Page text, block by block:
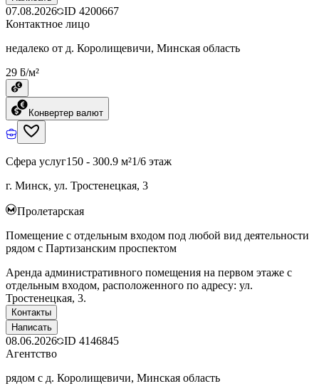
07.08.2026 ID 4200667
Контактное лицо
недалеко от д. Королищевичи, Минская область
29 ƃ/м²
Конвертер валют
Сфера услуг150 - 300.9 м²1/6 этаж
г. Минск, ул. Тростенецкая, 3
Пролетарская
Помещение с отдельным входом под любой вид деятельности
рядом с Партизанским проспектом
Аренда административного помещения на первом этаже с
отдельным входом, расположенного по адресу: ул.
Тростенецкая, 3.
Контакты
Написать
08.06.2026 ID 4146845
Агентство
рядом с д. Королищевичи, Минская область